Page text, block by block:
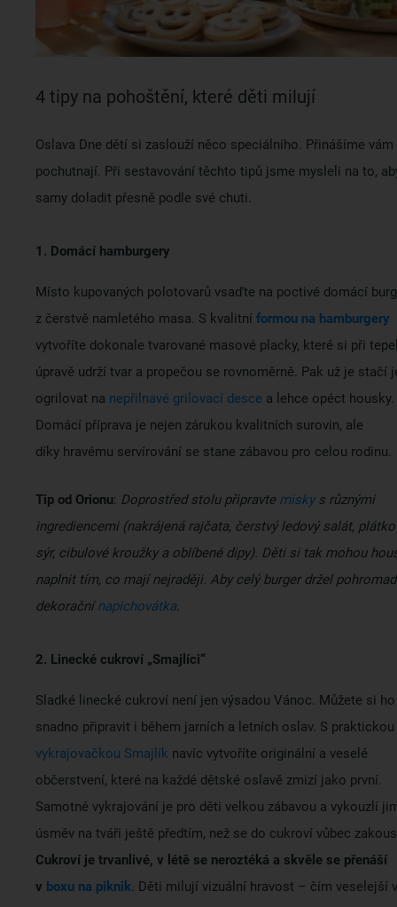
4 tipy na pohoštění, které děti milují
Oslava Dne dětí si zaslouží něco speciálního. Přinášíme
pochutnají. Při sestavování těchto tipů jsme mysleli na to,
samy doladit přesně podle své chuti.
1. Domácí hamburgery
Místo kupovaných polotovarů vsaďte na poctivé domácí
z čerstvě namletého masa. S kvalitní formou na hamburgery
vytvoříte dokonale tvarované masové placky, které si při
úpravě udrží tvar a propečou se rovnoměrně. Pak už je stačí
ogrilovat na nepřilnavé grilovací desce a lehce opéct housky.
Domácí příprava je nejen zárukou kvalitních surovin, ale
díky hravému servírování se stane zábavou pro celou rodinu.
Tip od Orionu: Doprostřed stolu připravte miskys různými
ingrediencemi (nakrájená rajčata, čerstvý ledový salát,
sýr, cibulové kroužky a oblíbené dipy). Děti si tak mohou
naplnit tím, co mají nejraději. Aby celý burger držel
dekoračnínapichovátka.
2. Linecké cukroví „Smajlíci“
Sladké linecké cukroví není jen výsadou Vánoc. Můžete si ho
snadno připravit i během jarních a letních oslav. S praktickou
vykrajovačkou Smajlík navíc vytvoříte originální a veselé
občerstvení, které na každé dětské oslavě zmizí jako první.
Samotné vykrajování je pro děti velkou zábavou a vykouzlí
úsměv na tváři ještě předtím, než se do cukroví vůbec
Cukroví je trvanlivé, v létě se neroztéká a skvěle se přenáší
v boxu na piknik. Děti milují vizuální hravost – čím veselejší